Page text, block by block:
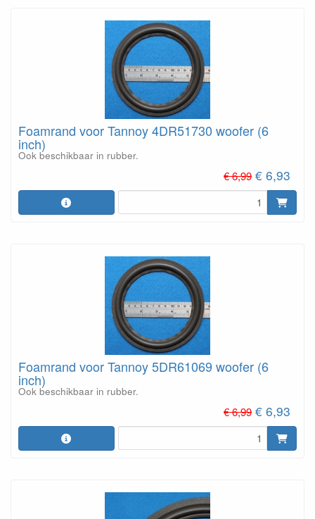
Foamrand voor Tannoy 4DR51730 woofer (6
inch)
Ook beschikbaar in rubber.
€ 6,99 € 6,93
Foamrand voor Tannoy 5DR61069 woofer (6
inch)
Ook beschikbaar in rubber.
€ 6,99 € 6,93